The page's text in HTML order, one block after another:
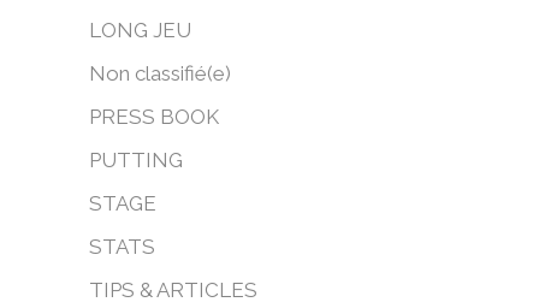
LONG JEU
Non classifié(e)
PRESS BOOK
PUTTING
STAGE
STATS
TIPS & ARTICLES